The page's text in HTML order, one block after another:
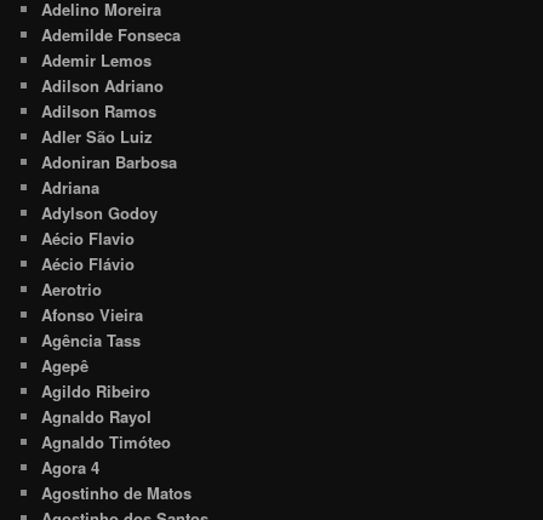
Adelino Moreira
Ademilde Fonseca
Ademir Lemos
Adilson Adriano
Adilson Ramos
Adler São Luiz
Adoniran Barbosa
Adriana
Adylson Godoy
Aécio Flavio
Aécio Flávio
Aerotrio
Afonso Vieira
Agência Tass
Agepê
Agildo Ribeiro
Agnaldo Rayol
Agnaldo Timóteo
Agora 4
Agostinho de Matos